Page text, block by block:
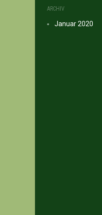
ARCHIV
Januar 2020